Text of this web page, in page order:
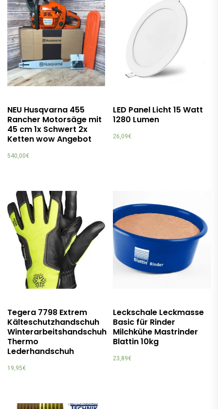
NEU Husqvarna 455
Rancher Motorsäge mit
45 cm 1x Schwert 2x
Ketten wow Angebot
540,00€
LED Panel Licht 15 Watt
1280 Lumen
26,09€
Tegera 7798 Extrem
Kälteschutzhandschuh
Winterarbeitshandschuh
Thermo
Lederhandschuh
19,95€
Leckschale Leckmasse
Basic für Rinder
Milchkühe Mastrinder
Blattin 10kg
23,89€